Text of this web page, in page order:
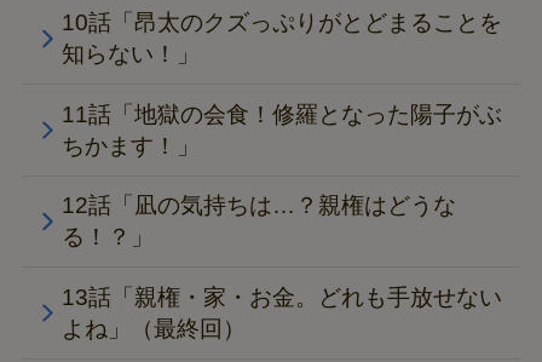
10話「昂太のクズっぷりがとどまることを
知らない！」
11話「地獄の会食！修羅となった陽子がぶ
ちかます！」
12話「凪の気持ちは…？親権はどうな
る！？」
13話「親権・家・お金。どれも手放せない
よね」（最終回）